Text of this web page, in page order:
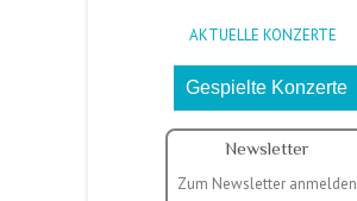
AKTUELLE KONZERTE
Gespielte Konzerte
Newsletter
Zum Newsletter anmelden